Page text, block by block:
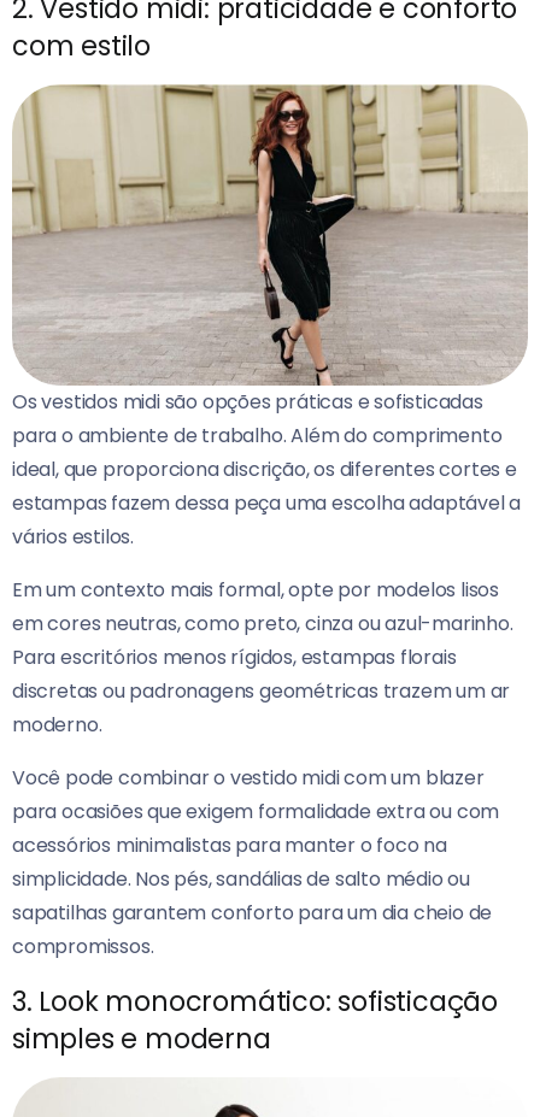
2. Vestido midi: praticidade e conforto
com estilo
Os vestidos midi são opções práticas e sofisticadas
para o ambiente de trabalho. Além do comprimento
ideal, que proporciona discrição, os diferentes cortes e
estampas fazem dessa peça uma escolha adaptável a
vários estilos.
Em um contexto mais formal, opte por modelos lisos
em cores neutras, como preto, cinza ou azul-marinho.
Para escritórios menos rígidos, estampas florais
discretas ou padronagens geométricas trazem um ar
moderno.
Você pode combinar o vestido midi com um blazer
para ocasiões que exigem formalidade extra ou com
acessórios minimalistas para manter o foco na
simplicidade. Nos pés, sandálias de salto médio ou
sapatilhas garantem conforto para um dia cheio de
compromissos.
3. Look monocromático: sofisticação
simples e moderna